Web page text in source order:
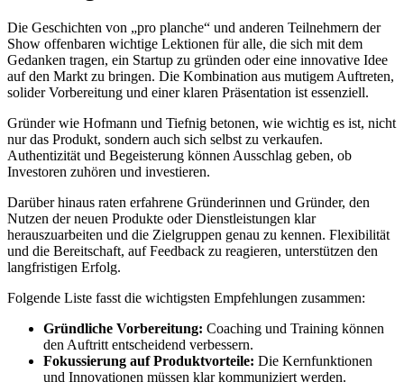
Die Geschichten von „pro planche“ und anderen Teilnehmern der
Show offenbaren wichtige Lektionen für alle, die sich mit dem
Gedanken tragen, ein Startup zu gründen oder eine innovative Idee
auf den Markt zu bringen. Die Kombination aus mutigem Auftreten,
solider Vorbereitung und einer klaren Präsentation ist essenziell.
Gründer wie Hofmann und Tiefnig betonen, wie wichtig es ist, nicht
nur das Produkt, sondern auch sich selbst zu verkaufen.
Authentizität und Begeisterung können Ausschlag geben, ob
Investoren zuhören und investieren.
Darüber hinaus raten erfahrene Gründerinnen und Gründer, den
Nutzen der neuen Produkte oder Dienstleistungen klar
herauszuarbeiten und die Zielgruppen genau zu kennen. Flexibilität
und die Bereitschaft, auf Feedback zu reagieren, unterstützen den
langfristigen Erfolg.
Folgende Liste fasst die wichtigsten Empfehlungen zusammen:
Gründliche Vorbereitung: Coaching und Training können
den Auftritt entscheidend verbessern.
Fokussierung auf Produktvorteile: Die Kernfunktionen
und Innovationen müssen klar kommuniziert werden.